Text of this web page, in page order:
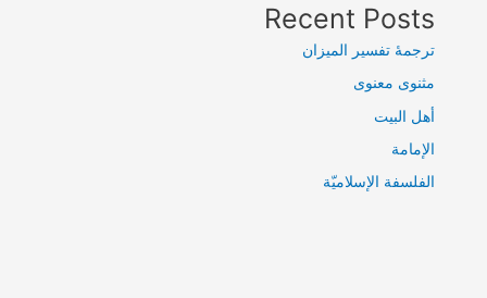
Recent Posts
ترجمۀ تفسیر المیزان
مثنوی معنوی
أهل البيت
الإمامة
الفلسفة الإسلاميّة